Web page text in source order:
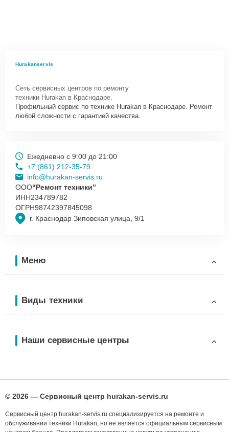
Hurakanservis
Сеть сервисных центров по ремонту
техники Hurakan в Краснодаре.
Профильный сервис по технике Hurakan в Краснодаре. Ремонт
любой сложности с гарантией качества.
г. Краснодар Зиповская улица, 9/1
Ежедневно с 9:00 до 21:00
+7 (861) 212-35-79
info@hurakan-servis.ru
ООО“Ремонт техники”
ИНН234789782
ОГРН98742397845098
Меню
Виды техники
Наши сервисные центры
© 2026 — Сервисный центр hurakan-servis.ru
Сервисный центр hurakan-servis.ru специализируется на ремонте и
обслуживании техники Hurakan, но не является официальным сервисным